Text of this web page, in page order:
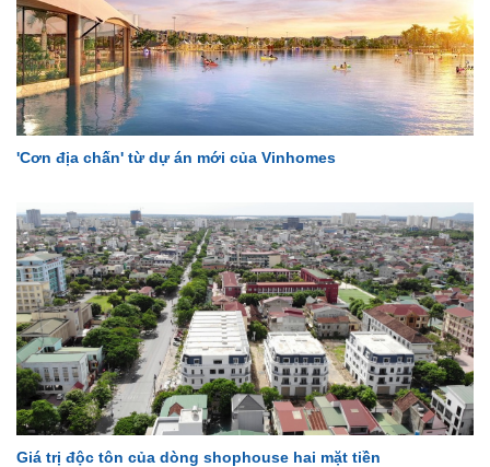
'Cơn địa chấn' từ dự án mới của Vinhomes
Giá trị độc tôn của dòng shophouse hai mặt tiền